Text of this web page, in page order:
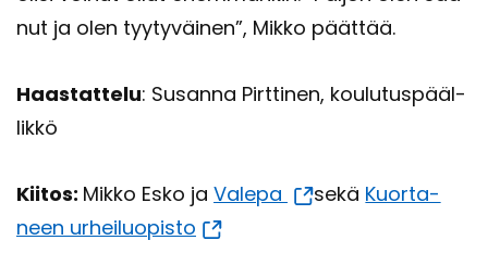
nut ja olen tyy­ty­väi­nen”, Mikko päät­tää.
Haas­tat­te­lu: Susan­na Pirt­ti­nen, kou­lu­tus­pääl­
lik­kö
Kii­tos: Mikko Esko ja Va­le­pa sekä Kuor­ta­
neen ur­hei­luo­pis­to